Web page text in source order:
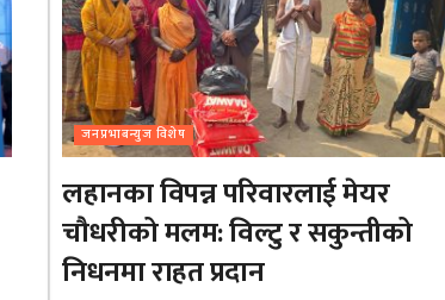
जनप्रभाबन्युज विशेष
लहानका विपन्न परिवारलाई मेयर
चौधरीको मलम: विल्टु र सकुन्तीको
निधनमा राहत प्रदान